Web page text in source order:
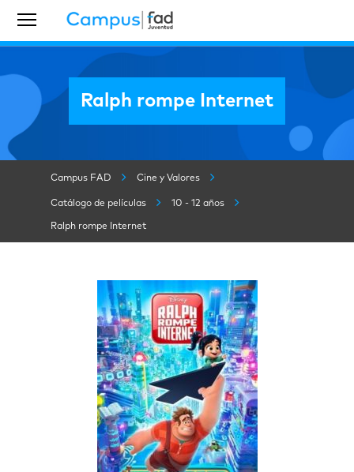
Ralph rompe Internet
Campus FAD Cine y Valores
Catálogo de películas 10 - 12 años
Ralph rompe Internet